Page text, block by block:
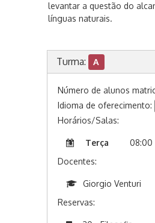
levantar a questão do
línguas naturais.
Turma: A
Número de alunos
Idioma de oferecimento:
Horários/Salas:
Terça 08:00
Docentes:
Giorgio Venturi
Reservas: